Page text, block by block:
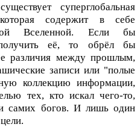
суперглобальная
содержит в себе
Вселенной. Если бы
её, то обрёл бы
различия между прошлым,
записи или "полые
коллекцию информации,
тех, кто искал чего-то,
самих богов. И лишь один